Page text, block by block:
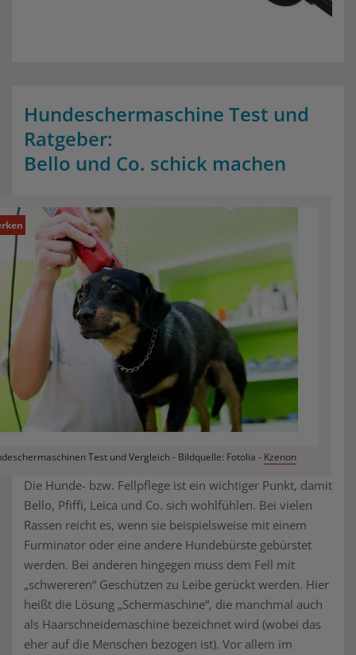
Hundeschermaschine Test und
Ratgeber:
Bello und Co. schick machen
Test und Vergleich - Bildquelle: Fotolia - Kzenon
Die Hunde- bzw. Fellpflege ist ein wichtiger Punkt, damit
Bello, Pfiffi, Leica und Co. sich wohlfühlen. Bei vielen
Rassen reicht es, wenn sie beispielsweise mit einem
Furminator oder eine andere Hundebürste gebürstet
werden. Bei anderen hingegen muss dem Fell mit
„schwereren“ Geschützen zu Leibe gerückt werden. Hier
heißt die Lösung „Schermaschine“, die manchmal auch
als Haarschneidemaschine bezeichnet wird (wobei das
eher auf die Menschen bezogen ist). Vor allem im